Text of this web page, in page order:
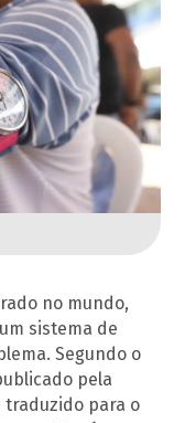
pelo sistema
no mundo,
sistema de
Segundo o
pela
traduzido para o